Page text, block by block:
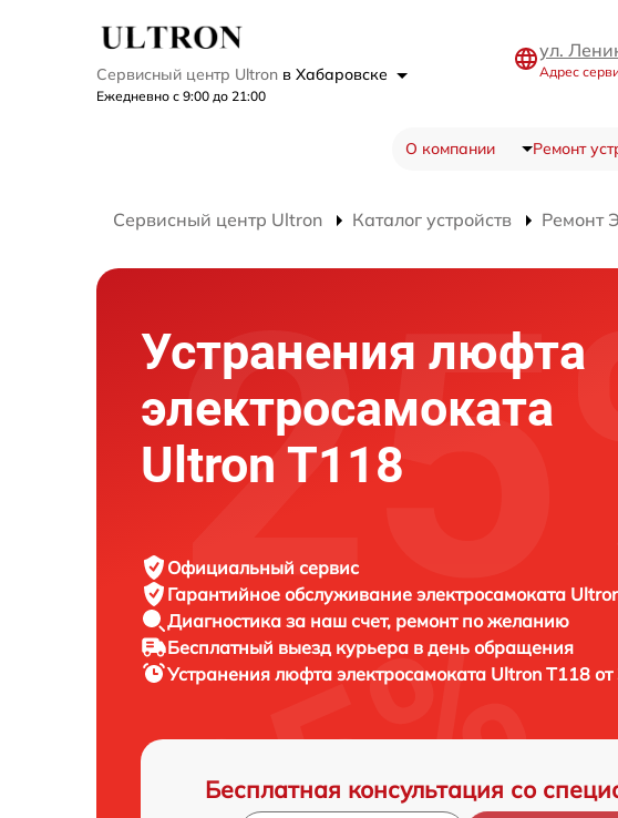
Сервисный центр Ultron в Хабаровске
Ежедневно с 9:00 до 21:00
ул.
Адрес
О компании Ремонт
Сервисный центр Ultron Каталог устройств Ремонт
Устранения люфта
электросамоката
Ultron T118
Официальный сервис
Гарантийное обслуживание электросамоката
Диагностика за наш счет, ремонт по желанию
Бесплатный выезд курьера в день обращения
Устранения люфта электросамоката Ultron T118
Бесплатная консультация со